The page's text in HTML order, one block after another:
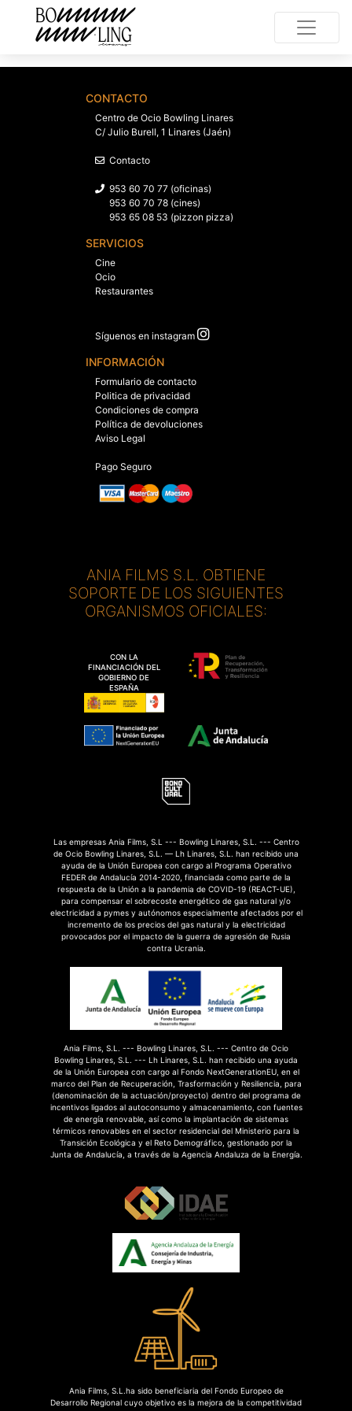
CONTACTO
Centro de Ocio Bowling Linares
C/ Julio Burell, 1 Linares (Jaén)
Contacto
953 60 70 77 (oficinas)
953 60 70 78 (cines)
953 65 08 53 (pizzon pizza)
SERVICIOS
Cine
Ocio
Restaurantes
Síguenos en instagram
INFORMACIÓN
Formulario de contacto
Politica de privacidad
Condiciones de compra
Política de devoluciones
Aviso Legal
Pago Seguro
ANIA FILMS S.L. OBTIENE
SOPORTE DE LOS SIGUIENTES
ORGANISMOS OFICIALES:
CON LA
FINANCIACIÓN DEL
GOBIERNO DE
ESPAÑA
Las empresas Ania Films, S.L --- Bowling Linares, S.L. --- Centro
de Ocio Bowling Linares, S.L. — Lh Linares, S.L. han recibido una
ayuda de la Unión Europea con cargo al Programa Operativo
FEDER de Andalucía 2014-2020, financiada como parte de la
respuesta de la Unión a la pandemia de COVID-19 (REACT-UE),
para compensar el sobrecoste energético de gas natural y/o
electricidad a pymes y autónomos especialmente afectados por el
incremento de los precios del gas natural y la electricidad
provocados por el impacto de la guerra de agresión de Rusia
contra Ucrania.
Ania Films, S.L. --- Bowling Linares, S.L. --- Centro de Ocio
Bowling Linares, S.L. --- Lh Linares, S.L. han recibido una ayuda
de la Unión Europea con cargo al Fondo NextGenerationEU, en el
marco del Plan de Recuperación, Trasformación y Resiliencia, para
(denominación de la actuación/proyecto) dentro del programa de
incentivos ligados al autoconsumo y almacenamiento, con fuentes
de energía renovable, así como la implantación de sistemas
térmicos renovables en el sector residencial del Ministerio para la
Transición Ecológica y el Reto Demográfico, gestionado por la
Junta de Andalucía, a través de la Agencia Andaluza de la Energía.
Ania Films, S.L.ha sido beneficiaria del Fondo Europeo de
Desarrollo Regional cuyo objetivo es la mejora de la competitividad